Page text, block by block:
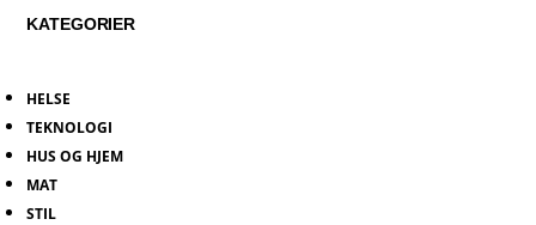
KATEGORIER
HELSE
TEKNOLOGI
HUS OG HJEM
MAT
STIL